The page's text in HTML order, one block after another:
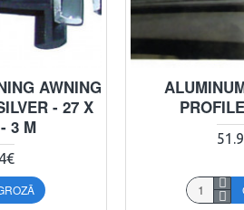
AWNING
- 27 X
3 M